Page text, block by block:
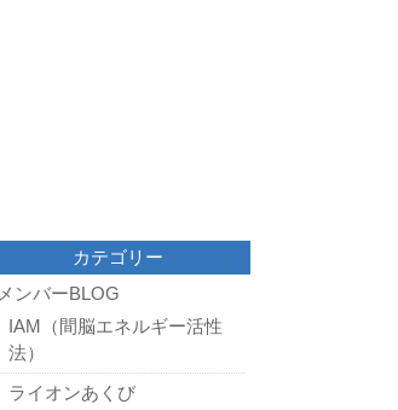
カテゴリー
メンバーBLOG
IAM（間脳エネルギー活性
法）
ライオンあくび